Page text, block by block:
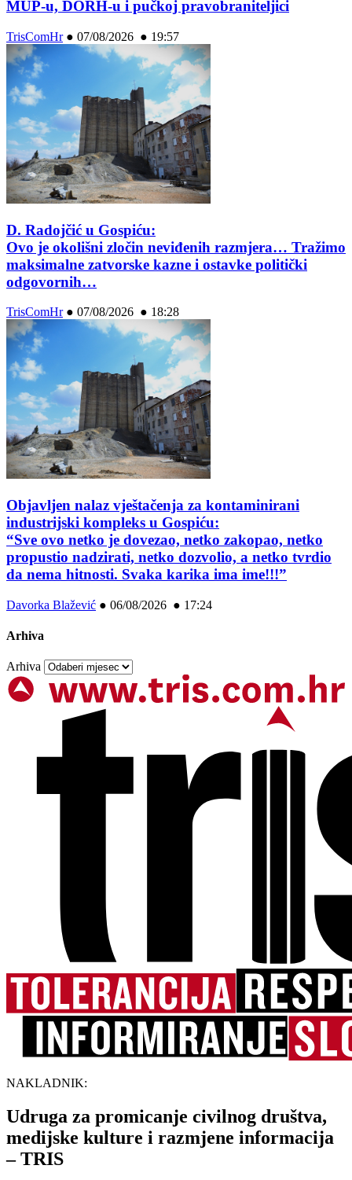
MUP-u, DORH-u i pučkoj pravobraniteljici
TrisComHr● 07/08/2026 ● 19:57
D. Radojčić u Gospiću:
Ovo je okolišni zločin neviđenih razmjera… Tražimo
maksimalne zatvorske kazne i ostavke politički
odgovornih…
TrisComHr● 07/08/2026 ● 18:28
Objavljen nalaz vještačenja za kontaminirani
industrijski kompleks u Gospiću:
“Sve ovo netko je dovezao, netko zakopao, netko
propustio nadzirati, netko dozvolio, a netko tvrdio
da nema hitnosti. Svaka karika ima ime!!!”
Davorka Blažević ● 06/08/2026 ● 17:24
Arhiva
Arhiva
NAKLADNIK:
Udruga za promicanje civilnog društva,
medijske kulture i razmjene informacija
– TRIS